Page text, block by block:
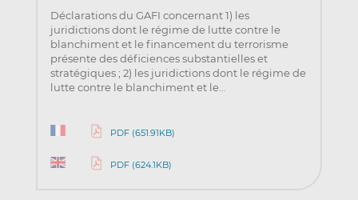
Déclarations du GAFI concernant 1) les
juridictions dont le régime de lutte contre le
blanchiment et le financement du terrorisme
présente des déficiences substantielles et
stratégiques ; 2) les juridictions dont le régime de
lutte contre le blanchiment et le…
PDF (651.91KB)
PDF (624.1KB)